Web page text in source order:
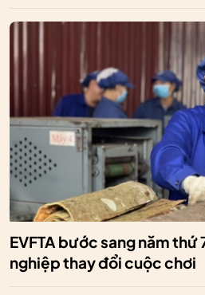
EVFTA bước sang năm thứ
nghiệp thay đổi cuộc chơi